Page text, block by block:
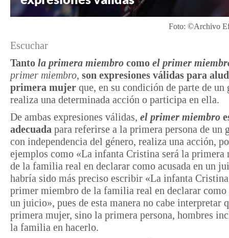
Foto: ©Archivo
Escuchar
Tanto la primera miembro como el primer
primer miembro,​ son expresiones válidas​ para
primera mujer que, en su condición de parte de un
realiza​ una determinada acción o participa en ella.
De ambas expresiones válidas, el primer miembro​
adecuada para referirse a la primera persona de un
con independencia del género, realiza una acción,
ejemplos como «La infanta Cristina será la primera
de la familia real en declarar como acusada en un
habría sido más preciso escribir «La infanta
primer miembro de la familia real en declarar como
un juicio», pues de esta manera no cabe interpretar
primera mujer, sino la primera persona, hombres
la familia en hacerlo.